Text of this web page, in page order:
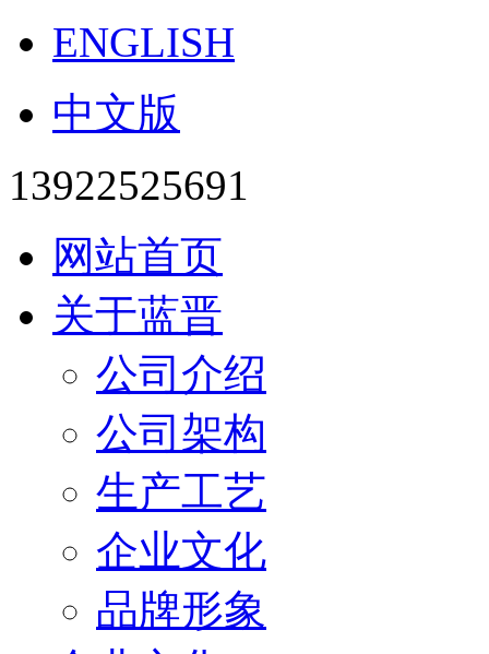
ENGLISH
中文版
13922525691
网站首页
关于蓝晋
公司介绍
公司架构
生产工艺
企业文化
品牌形象